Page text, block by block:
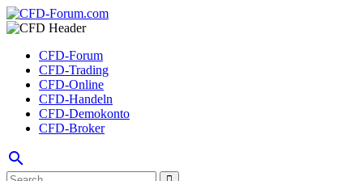
CFD-Forum
CFD-Trading
CFD-Online
CFD-Handeln
CFD-Demokonto
CFD-Broker
search